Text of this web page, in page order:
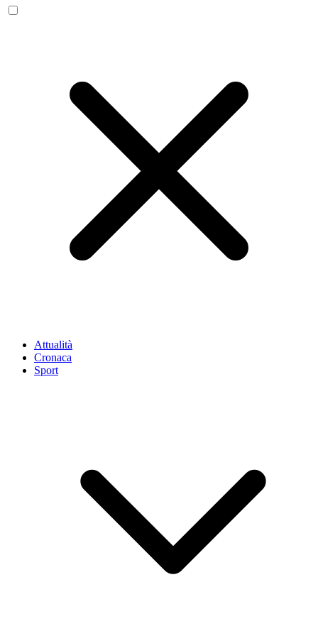
Attualità
Cronaca
Sport